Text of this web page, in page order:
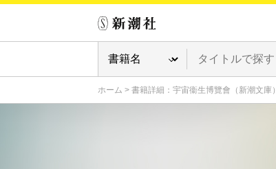
ホーム > 書籍詳細：宇宙衞生博覽會（新潮文庫）